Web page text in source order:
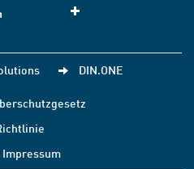
DIN.ONE
Impressum